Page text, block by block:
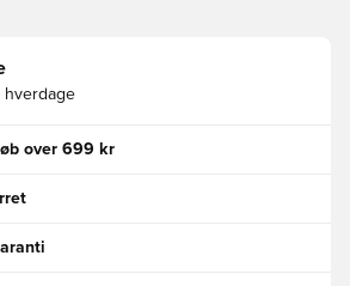
hverdage
over 699 kr